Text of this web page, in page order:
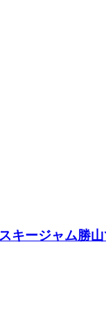
キージャム勝